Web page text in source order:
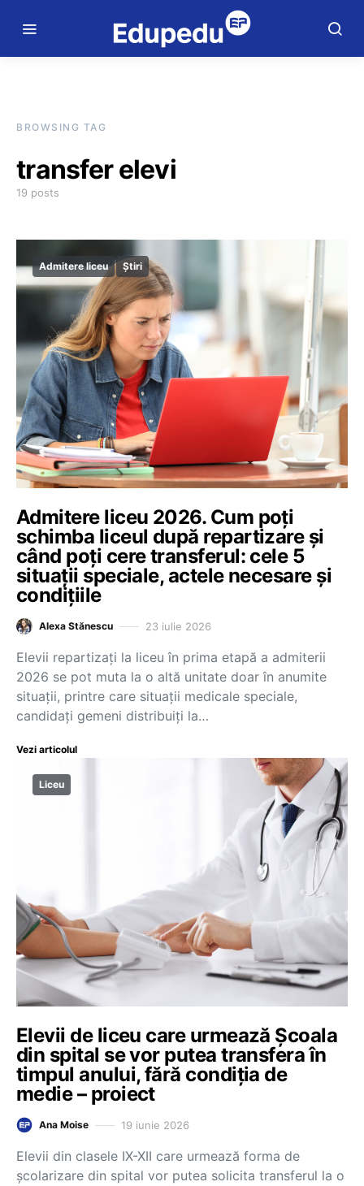
BROWSING TAG
transfer elevi
19 posts
Admitere liceu Știri
Admitere liceu 2026. Cum poți
schimba liceul după repartizare și
când poți cere transferul: cele 5
situații speciale, actele necesare și
condițiile
Alexa Stănescu 23 iulie 2026
Elevii repartizați la liceu în prima etapă a admiterii
2026 se pot muta la o altă unitate doar în anumite
situații, printre care situații medicale speciale,
candidați gemeni distribuiți la…
Vezi articolul
Liceu
Elevii de liceu care urmează Şcoala
din spital se vor putea transfera în
timpul anului, fără condiția de
medie – proiect
Ana Moise 19 iunie 2026
Elevii din clasele IX-XII care urmează forma de
școlarizare din spital vor putea solicita transferul la o